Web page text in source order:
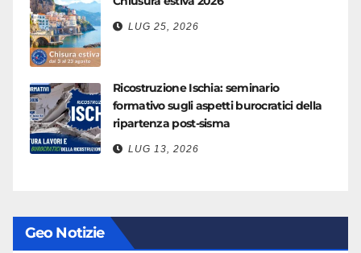
LUG 25, 2026
Ricostruzione Ischia: seminario
formativo sugli aspetti burocratici della
ripartenza post-sisma
LUG 13, 2026
Geo Notizie